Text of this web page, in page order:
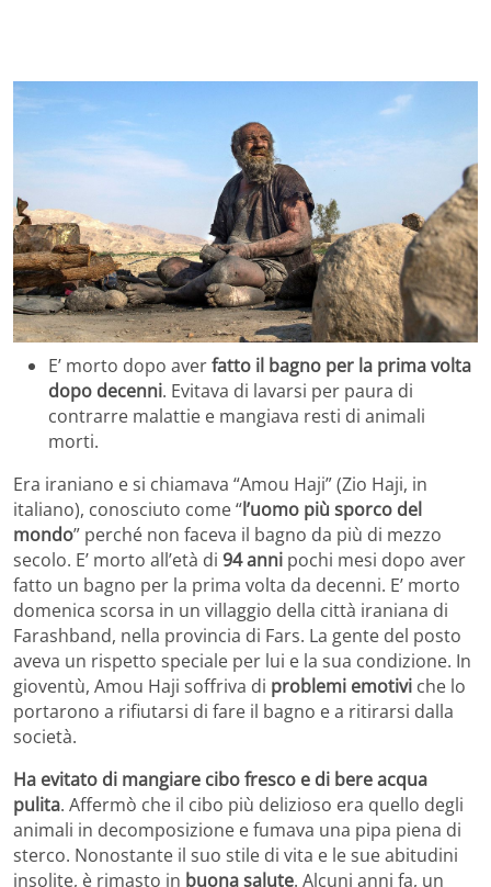
E’ morto dopo averfatto il bagno per la prima volta
dopo decenni. Evitava di lavarsi per paura di
contrarre malattie e mangiava resti di animali
morti.
Era iraniano e si chiamava “Amou Haji” (Zio Haji, in
italiano), conosciuto come “l’uomo più sporco del
mondo” perché non faceva il bagno da più di mezzo
secolo. E’ morto all’età di 94 anni pochi mesi dopo aver
fatto un bagno per la prima volta da decenni. E’ morto
domenica scorsa in un villaggio della città iraniana di
Farashband, nella provincia di Fars. La gente del posto
aveva un rispetto speciale per lui e la sua condizione. In
gioventù, Amou Haji soffriva di problemi emotivi che lo
portarono a rifiutarsi di fare il bagno e a ritirarsi dalla
società.
Ha evitato di mangiare cibo fresco e di bere acqua
pulita. Affermò che il cibo più delizioso era quello degli
animali in decomposizione e fumava una pipa piena di
sterco. Nonostante il suo stile di vita e le sue abitudini
insolite, è rimasto in buona salute. Alcuni anni fa, un